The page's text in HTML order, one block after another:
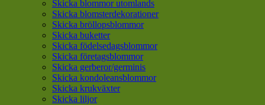
Skicka blommor utomlands
Skicka blomsterdekorationer
Skicka bröllopsblommor
Skicka buketter
Skicka födelsedagsblommor
Skicka företagsblommor
Skicka gerberor/germinis
Skicka kondoleansblommor
Skicka krukväxter
Skicka liljor